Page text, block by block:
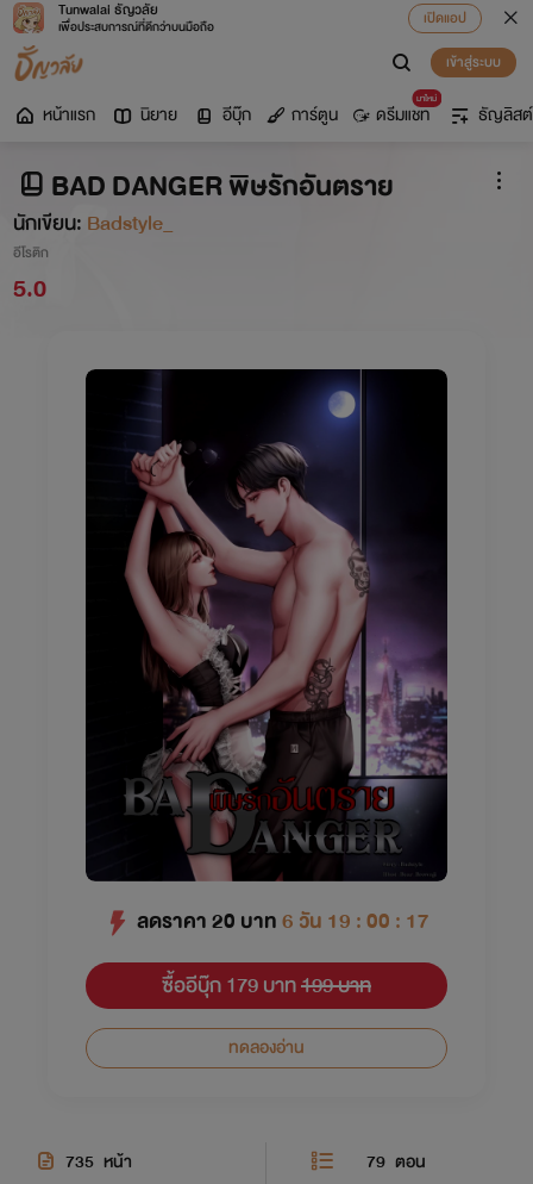
Tunwalai ธัญวลัย
เพื่อประสบการณ์ที่ดีกว่าบนมือถือ
เปิดแอป
เข้าสู่ระบบ
หน้าแรก นิยาย อีบุ๊ก การ์ตูน
มาใหม่
ดรีมแชท ธัญลิสต์
BAD DANGER พิษรักอันตราย
นักเขียน: Badstyle_
อีโรติก
5.0
ลดราคา20 บาท6 วัน 19 : 00 : 16
ซื้ออีบุ๊ก 179 บาท199 บาท
ทดลองอ่าน
735 หน้า 79 ตอน